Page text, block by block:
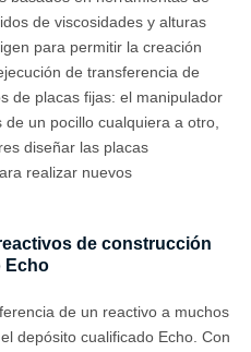
de viscosidades y alturas
para permitir la creación
de transferencia de
de placas fijas: el manipulador
un pocillo cualquiera a otro,
diseñar las placas
realizar nuevos
de construcción
Echo
de un reactivo a muchos
depósito cualificado Echo. Con